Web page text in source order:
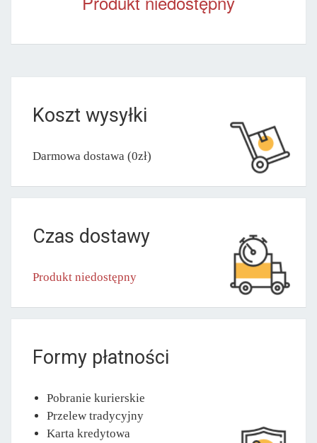
Koszt wysyłki
Darmowa dostawa (0zł)
Czas dostawy
Produkt niedostępny
Formy płatności
Pobranie kurierskie
Przelew tradycyjny
Karta kredytowa